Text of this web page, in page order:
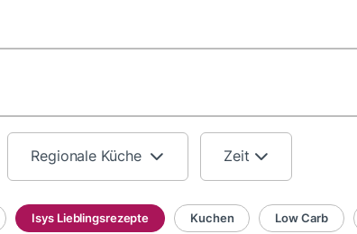
Regionale Küche Zeit
Isys Lieblingsrezepte Kuchen Low Carb